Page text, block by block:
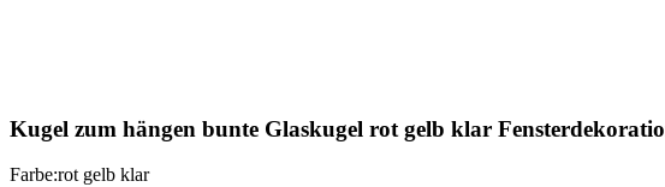
Kugel zum hängen bunte Glaskugel rot gelb klar
Farbe:rot gelb klar